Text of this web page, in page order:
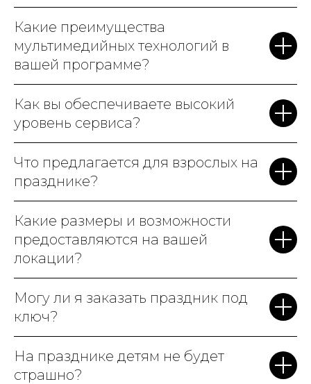
Какие преимущества
мультимедийных технологий в
вашей программе?
Как вы обеспечиваете высокий
уровень сервиса?
Что предлагается для взрослых на
празднике?
Какие размеры и возможности
предоставляются на вашей
локации?
Могу ли я заказать праздник под
ключ?
На празднике детям не будет
страшно?